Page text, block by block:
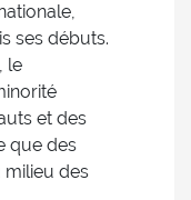
ses débuts.
le
et des
que des
milieu des